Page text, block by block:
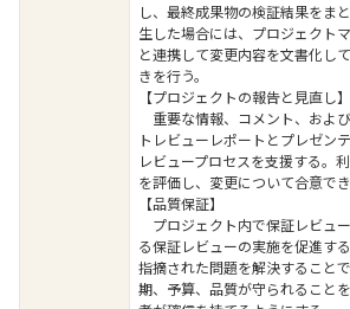
し、最終成果物の検証結果をま
生した場合には、プロジェクト
と連携して変更内容を文書化し
きを行う。
【プロジェクトの報告と見直し】
重要な情報、コメント、およ
トレビューレポートとプレゼン
レビュープロセスを支援する。
を評価し、変更について合意で
【品質保証】
プロジェクト内で保証レビュ
る保証レビューの実施を促進す
指摘された問題を解決すること
期、予算、品質が守られること